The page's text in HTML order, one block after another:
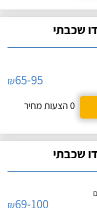
שכבתי
₪65-95
0 הצעות מחיר
שכבתי
₪69-100